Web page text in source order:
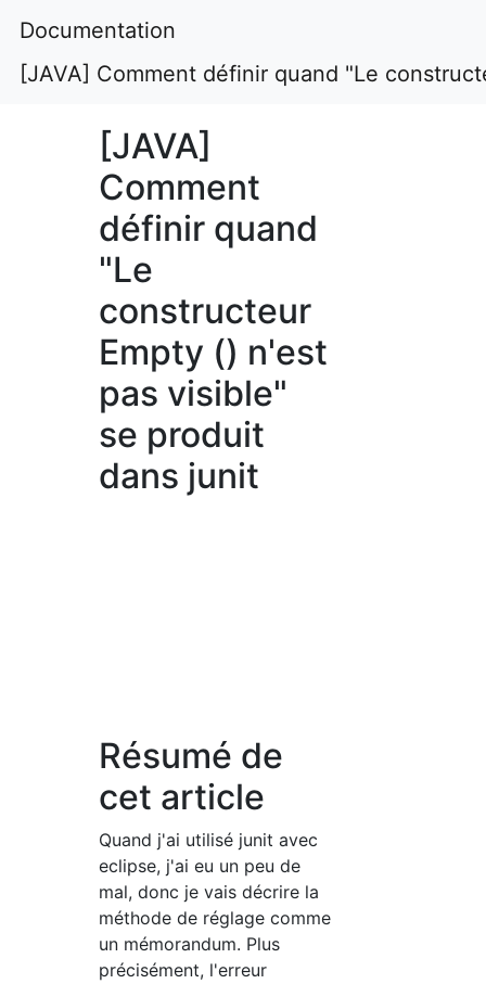
Documentation
[JAVA] Comment définir quand "Le
[JAVA]
Comment
définir quand
"Le
constructeur
Empty () n'est
pas visible"
se produit
dans junit
Résumé de
cet article
Quand j'ai utilisé junit avec
eclipse, j'ai eu un peu de
mal, donc je vais décrire la
méthode de réglage comme
un mémorandum. Plus
précisément, l'erreur